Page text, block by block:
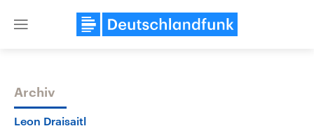
Close
Themen
Archiv
Leon Draisaitl